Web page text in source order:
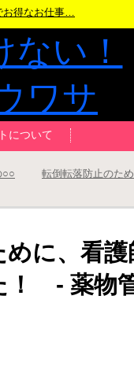
お得なお仕事…
について
○○ 転倒転落防止のた
めに、看
！ - 薬物